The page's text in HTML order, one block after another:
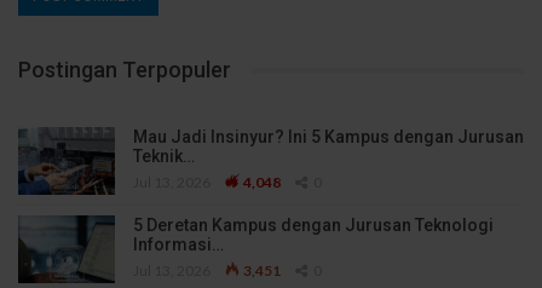
Postingan Terpopuler
Mau Jadi Insinyur? Ini 5 Kampus dengan Jurusan
Teknik…
4,048
5 Deretan Kampus dengan Jurusan Teknologi
Informasi…
3,451